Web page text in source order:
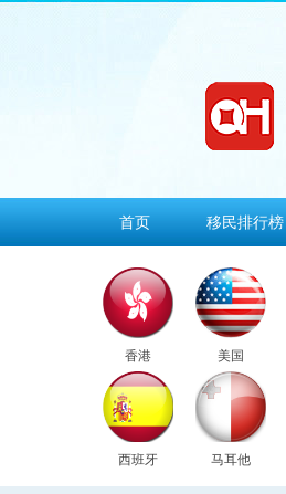
首页 移民排行榜
香港 美国
西班牙 马耳他